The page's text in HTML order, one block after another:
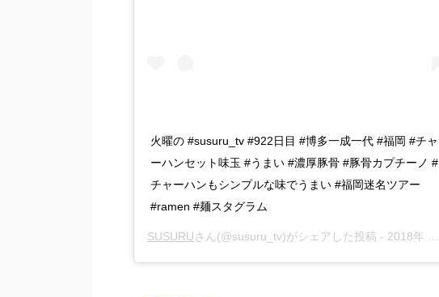
火曜の #susuru_tv #922日目 #博多一成一代 #福岡 #チャ
ーハンセット味玉 #うまい #濃厚豚骨 #豚骨カプチーノ #
チャーハンもシンプルな味でうまい #福岡迷名ツアー
#ramen #麺スタグラム
SUSURUさん(@susuru_tv)がシェアした投稿 - 2018年 5月月18日午後7時01分PDT